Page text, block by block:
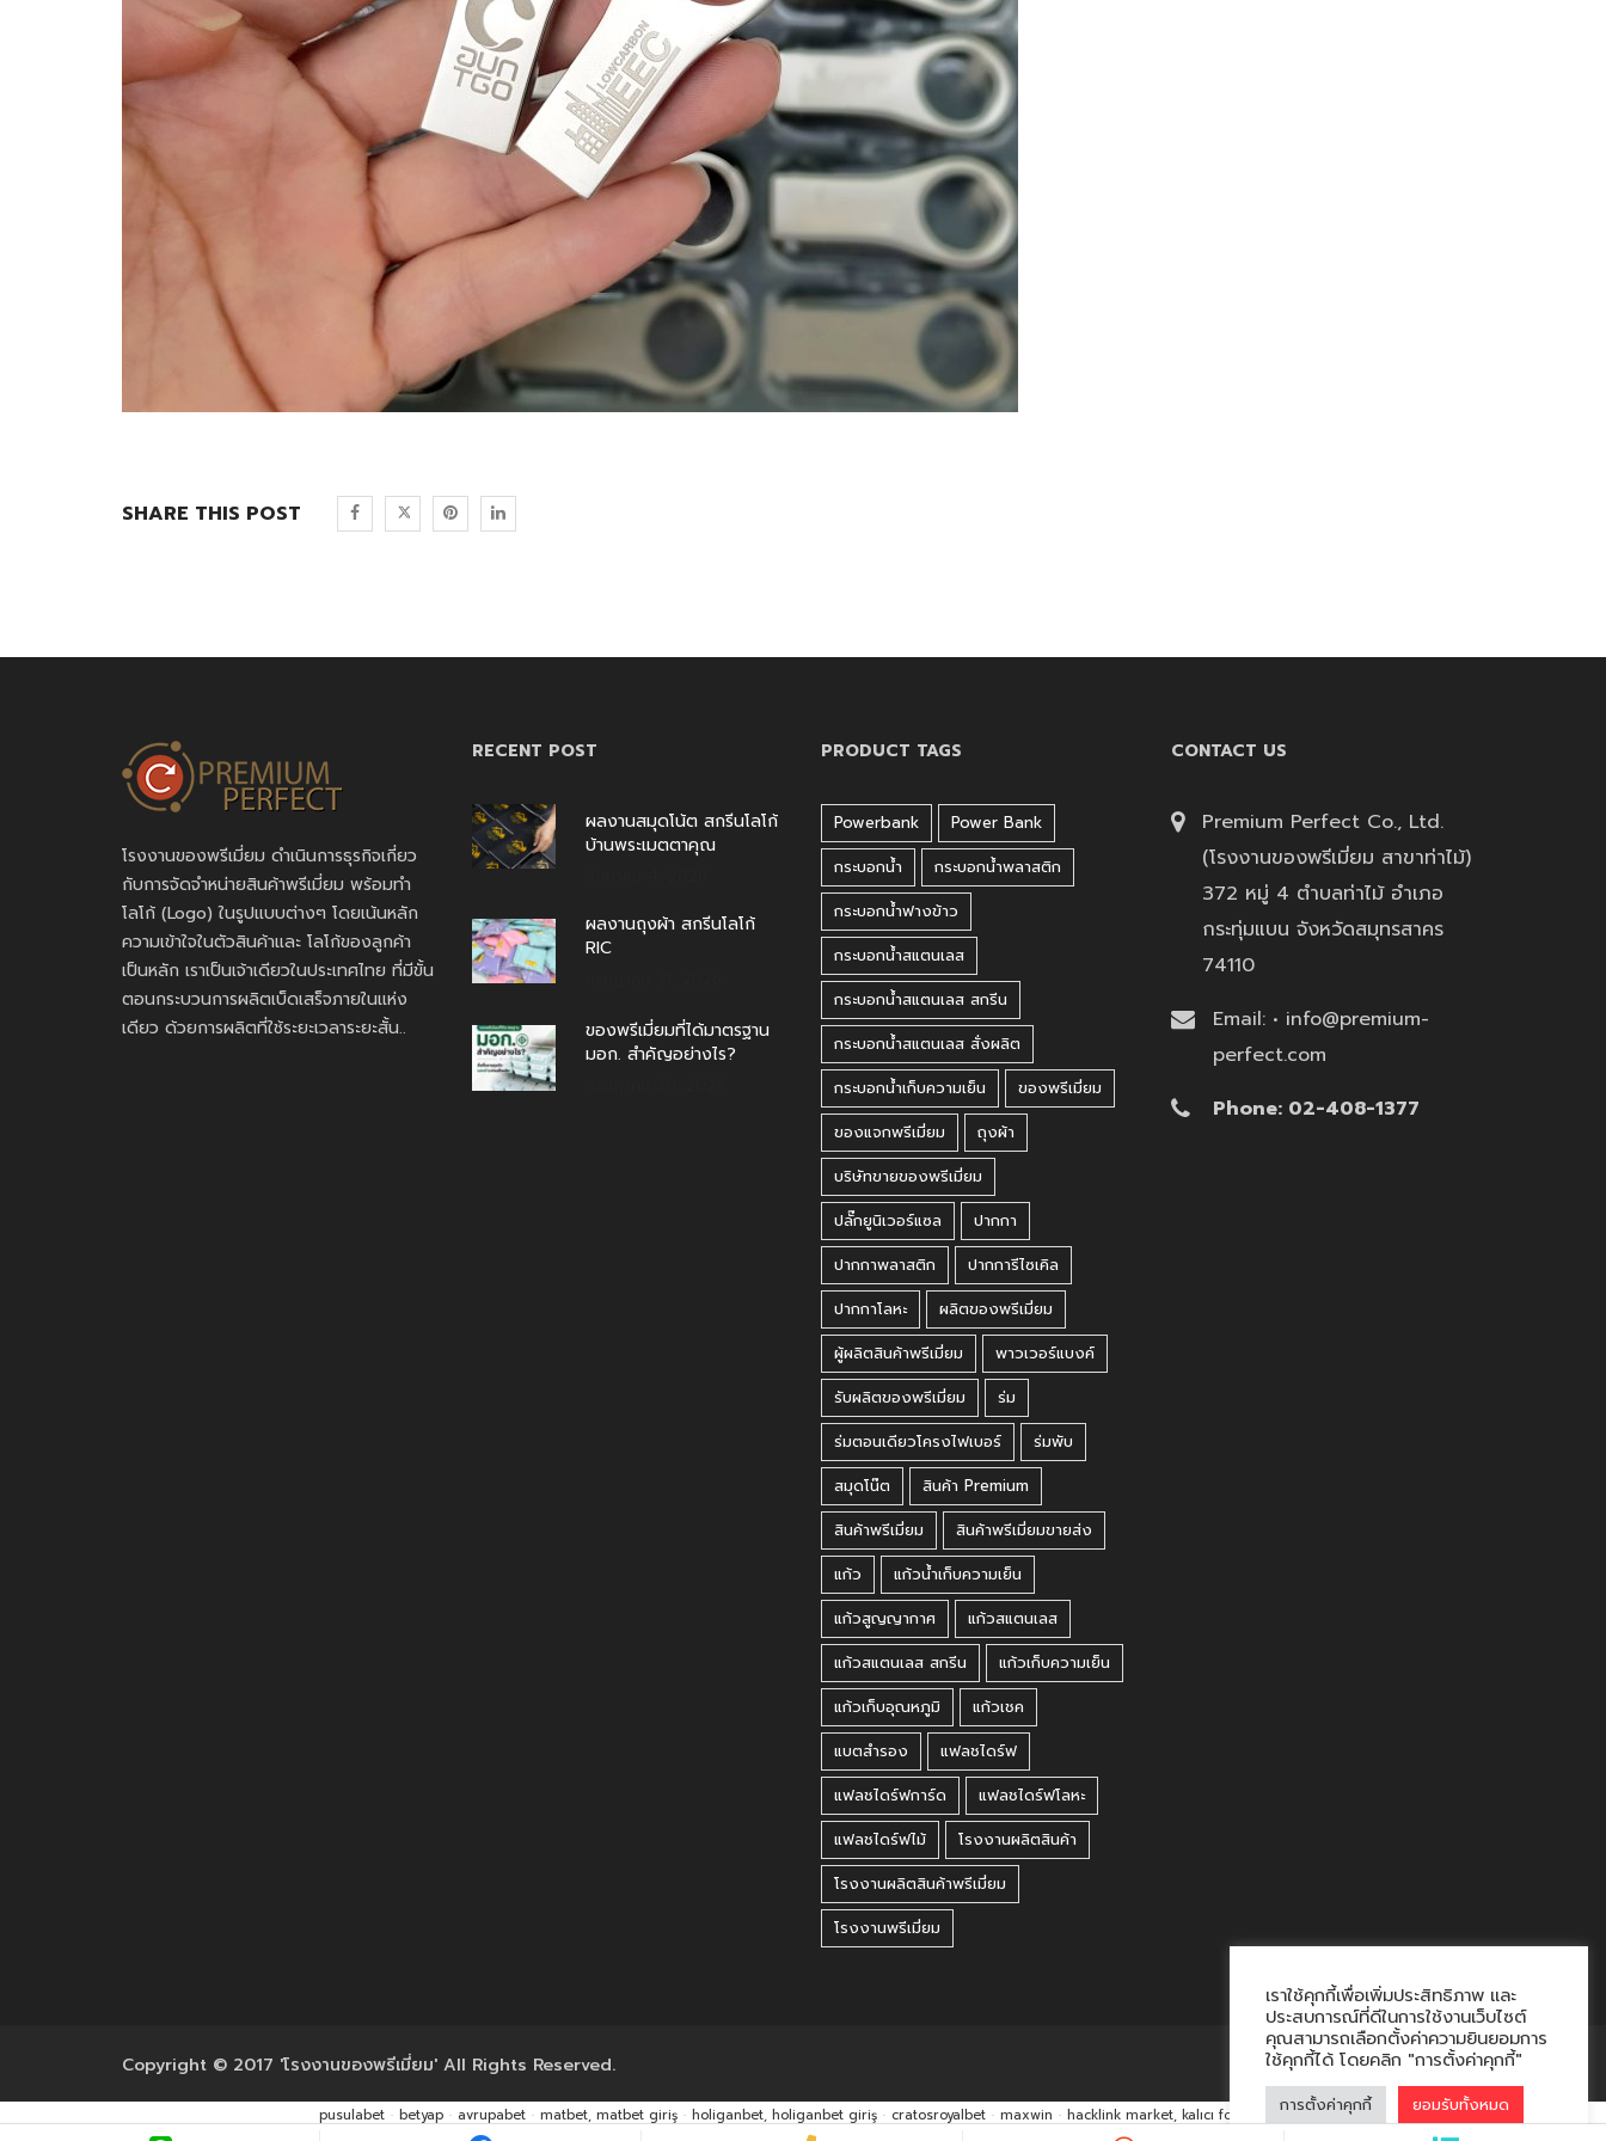
SHARE THIS POST
โรงงานของพรีเมี่ยม ดำเนินการธุรกิจเกี่ยว
กับการจัดจำหน่ายสินค้าพรีเมี่ยม พร้อมทำ
โลโก้ (Logo) ในรูปแบบต่างๆ โดยเน้นหลัก
ความเข้าใจในตัวสินค้าและ โลโก้ของลูกค้า
เป็นหลัก เราเป็นเจ้าเดียวในประเทศไทย ที่มีขั้น
ตอนกระบวนการผลิตเบ็ดเสร็จภายในแห่ง
เดียว ด้วยการผลิตที่ใช้ระยะเวลาระยะสั้น..
RECENT POST
ผลงานสมุดโน้ต สกรีนโลโก้
บ้านพระเมตตาคุณ
ผลงานถุงผ้า สกรีนโลโก้
RIC
ของพรีเมี่ยมที่ได้มาตรฐาน
มอก. สำคัญอย่างไร?
PRODUCT TAGS
Powerbank
Power Bank
กระบอกน้ำ
กระบอกน้ำพลาสติก
กระบอกน้ำฟางข้าว
กระบอกน้ำสแตนเลส
กระบอกน้ำสแตนเลส สกรีน
กระบอกน้ำสแตนเลส สั่งผลิต
กระบอกน้ำเก็บความเย็น
ของพรีเมี่ยม
ของแจกพรีเมี่ยม
ถุงผ้า
บริษัทขายของพรีเมี่ยม
ปลั๊กยูนิเวอร์แซล
ปากกา
ปากกาพลาสติก
ปากการีไซเคิล
ปากกาโลหะ
ผลิตของพรีเมี่ยม
ผู้ผลิตสินค้าพรีเมี่ยม
พาวเวอร์แบงค์
รับผลิตของพรีเมี่ยม
ร่ม
ร่มตอนเดียวโครงไฟเบอร์
ร่มพับ
สมุดโน๊ต
สินค้า Premium
สินค้าพรีเมี่ยม
สินค้าพรีเมี่ยมขายส่ง
แก้ว
แก้วน้ำเก็บความเย็น
แก้วสูญญากาศ
แก้วสแตนเลส
แก้วสแตนเลส สกรีน
แก้วเก็บความเย็น
แก้วเก็บอุณหภูมิ
แก้วเชค
แบตสำรอง
แฟลชไดร์ฟ
แฟลชไดร์ฟการ์ด
แฟลชไดร์ฟโลหะ
แฟลชไดร์ฟไม้
โรงงานผลิตสินค้า
โรงงานผลิตสินค้าพรีเมี่ยม
โรงงานพรีเมี่ยม
CONTACT US
Premium Perfect Co., Ltd.
(โรงงานของพรีเมี่ยม สาขาท่าไม้)
372 หมู่ 4 ตำบลท่าไม้ อำเภอ
กระทุ่มแบน จังหวัดสมุทรสาคร
74110
Email: • info@premium-
perfect.com
Phone: 02-408-1377
Copyright © 2017 'โรงงานของพรีเมี่ยม' All Rights Reserved.
เราใช้คุกกี้เพื่อเพิ่มประสิทธิภาพ และ
ประสบการณ์ที่ดีในการใช้งานเว็บไซต์
คุณสามารถเลือกตั้งค่าความยินยอมการ
ใช้คุกกี้ได้ โดยคลิก "การตั้งค่าคุกกี้"
การตั้งค่าคุกกี้ ยอมรับทั้งหมด
pusulabet · betyap · avrupabet · matbet, matbet giriş · holiganbet, holiganbet giriş · cratosroyalbet · maxwin · hacklink market, kalıcı footer link